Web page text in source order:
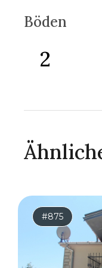
Böden
2
#875